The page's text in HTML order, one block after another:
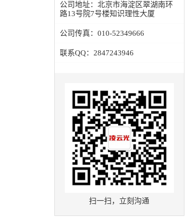
公司地址： 北京市海淀区翠湖南环
路13号院7号楼知识理性大厦
公司传真： 010-52349666
联系QQ： 2847243946
扫一扫，立刻沟通